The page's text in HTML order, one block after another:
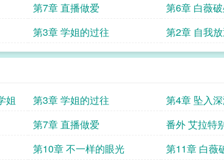
第7章 直播做爱
第6章 白薇
第3章 学姐的过往 第2章 自我
姐 第3章 学姐的过往
第4章 坠入
第7章 直播做爱
番外 艾拉特
第10章 不一样的眼光
第11章 白薇